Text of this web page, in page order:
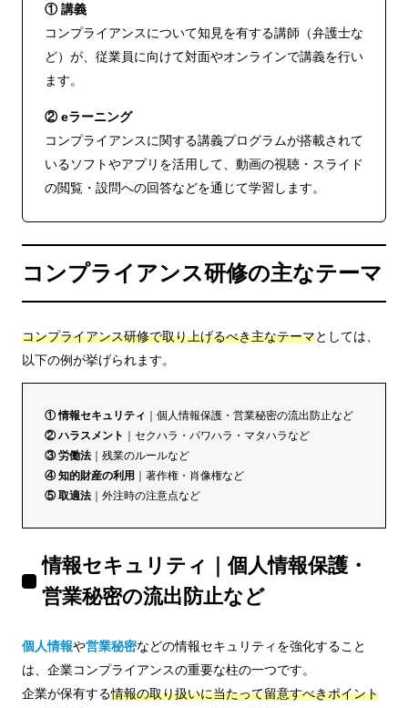
① 講義
コンプライアンスについて知見を有する講師（弁護士な
ど）が、従業員に向けて対面やオンラインで講義を行い
ます。
② eラーニング
コンプライアンスに関する講義プログラムが搭載されて
いるソフトやアプリを活用して、動画の視聴・スライド
の閲覧・設問への回答などを通じて学習します。
コンプライアンス研修の主なテーマ
コンプライアンス研修で取り上げるべき主なテーマとしては、
以下の例が挙げられます。
① 情報セキュリティ ｜個人情報保護・営業秘密の流出防止など
② ハラスメント ｜セクハラ・パワハラ・マタハラなど
③ 労働法 ｜残業のルールなど
④ 知的財産の利用 ｜著作権・肖像権など
⑤ 取適法 ｜外注時の注意点など
情報セキュリティ｜個人情報保護・
営業秘密の流出防止など
個人情報や営業秘密などの情報セキュリティを強化すること
は、企業コンプライアンスの重要な柱の一つです。
企業が保有する情報の取り扱いに当たって留意すべきポイント